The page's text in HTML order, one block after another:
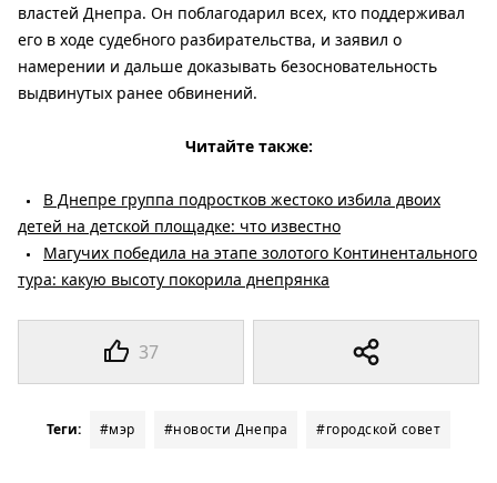
37
властей Днепра. Он поблагодарил всех, кто поддерживал
его в ходе судебного разбирательства, и заявил о
намерении и дальше доказывать безосновательность
выдвинутых ранее обвинений.
Читайте также:
В Днепре группа подростков жестоко избила двоих
детей на детской площадке: что известно
Магучих победила на этапе золотого Континентального
тура: какую высоту покорила днепрянка
Теги: #мэр #новости Днепра #городской совет